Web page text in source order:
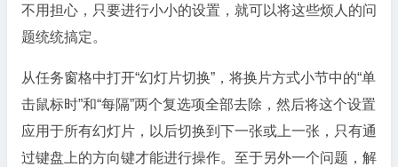
不用担心，只要进行小小的设置，就可以将这些烦人的问
题统统搞定。
从任务窗格中打开“幻灯片切换”，将换片方式小节中的“单
击鼠标时”和“每隔”两个复选项全部去除，然后将这个设置
应用于所有幻灯片，以后切换到下一张或上一张，只有通
过键盘上的方向键才能进行操作。至于另外一个问题，解